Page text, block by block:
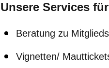
Unsere Services
Beratung zu
Vignetten/